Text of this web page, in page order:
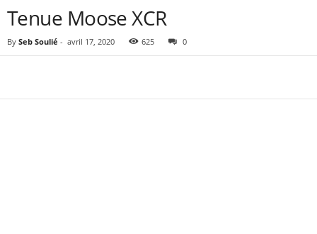
Tenue Moose XCR
By Seb Soulié - avril 17, 2020 625 0